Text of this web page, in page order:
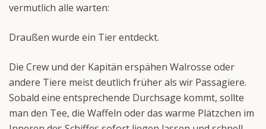
vermutlich alle warten:
Draußen wurde ein Tier entdeckt.
Die Crew und der Kapitän erspähen Walrosse oder
andere Tiere meist deutlich früher als wir Passagiere.
Sobald eine entsprechende Durchsage kommt, sollte
man den Tee, die Waffeln oder das warme Plätzchen im